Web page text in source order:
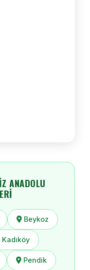
ANADOLU
Beykoz
Kadıköy
Pendik